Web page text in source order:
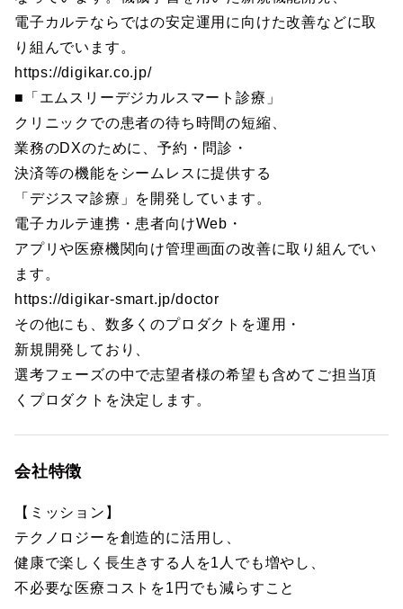
電子カルテならではの安定運用に向けた改善などに取
り組んでいます。
https://digikar.co.jp/
■「エムスリーデジカルスマート診療」
クリニックでの患者の待ち時間の短縮、
業務のDXのために、予約・問診・
決済等の機能をシームレスに提供する
「デジスマ診療」を開発しています。
電子カルテ連携・患者向けWeb・
アプリや医療機関向け管理画面の改善に取り組んでい
ます。
https://digikar-smart.jp/doctor
その他にも、数多くのプロダクトを運用・
新規開発しており、
選考フェーズの中で志望者様の希望も含めてご担当頂
くプロダクトを決定します。
会社特徴
【ミッション】
テクノロジーを創造的に活用し、
健康で楽しく長生きする人を1人でも増やし、
不必要な医療コストを1円でも減らすこと